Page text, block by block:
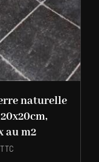
naturelle
au m2
TTC